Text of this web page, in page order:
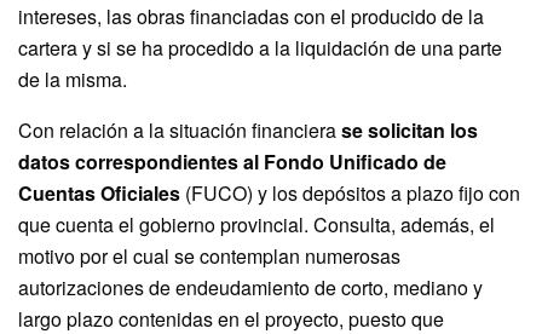
intereses, las obras financiadas con el producido de la
cartera y si se ha procedido a la liquidación de una parte
de la misma.
Con relación a la situación financierase solicitan los
datos correspondientes al Fondo Unificado de
Cuentas Oficiales (FUCO) y los depósitos a plazo fijo con
que cuenta el gobierno provincial. Consulta, además, el
motivo por el cual se contemplan numerosas
autorizaciones de endeudamiento de corto, mediano y
largo plazo contenidas en el proyecto, puesto que